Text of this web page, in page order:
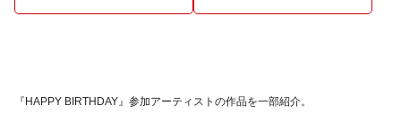
『HAPPY BIRTHDAY』参加アーティストの作品を一部紹介。